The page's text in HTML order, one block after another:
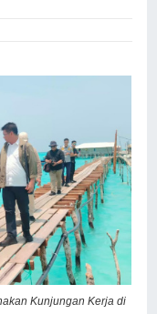
Kunjungan Kerja di